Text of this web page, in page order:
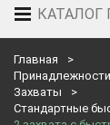
Главная
Принадлежности
Захваты
Стандартные